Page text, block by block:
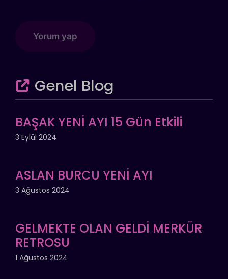
Genel Blog
BAŞAK YENİ AYI 15 Gün Etkili
3 Eylül 2024
ASLAN BURCU YENİ AYI
3 Ağustos 2024
GELMEKTE OLAN GELDİ MERKÜR
RETROSU
1 Ağustos 2024